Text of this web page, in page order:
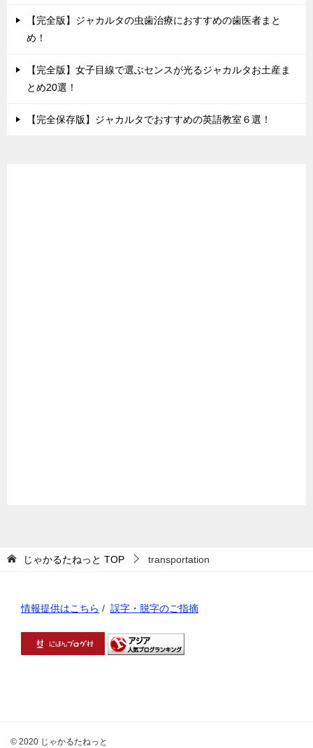
【完全版】ジャカルタの虫歯治療におすすめの歯医者まと
め！
【完全版】女子目線で選ぶセンスが光るジャカルタお土産ま
とめ20選！
【完全保存版】ジャカルタでおすすめの英語教室６選！
じゃかるたねっと TOP transportation
情報提供はこちら / 誤字・脱字のご指摘
© 2020 じゃかるたねっと